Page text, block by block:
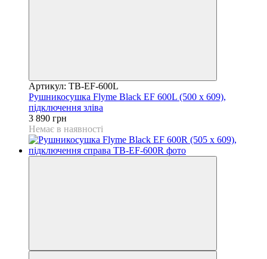
Артикул: TB-EF-600L
Рушникосушка Flyme Black EF 600L (500 х 609),
підключення зліва
3 890 грн
Немає в наявності